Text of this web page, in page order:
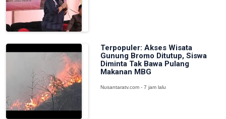
Terpopuler: Akses Wisata
Gunung Bromo Ditutup, Siswa
Diminta Tak Bawa Pulang
Makanan MBG
Nusantaratv.com - 7 jam lalu